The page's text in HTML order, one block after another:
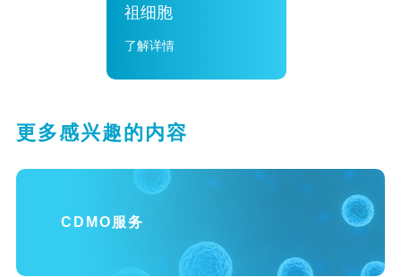
祖细胞
了解详情
更多感兴趣的内容
CDMO服务